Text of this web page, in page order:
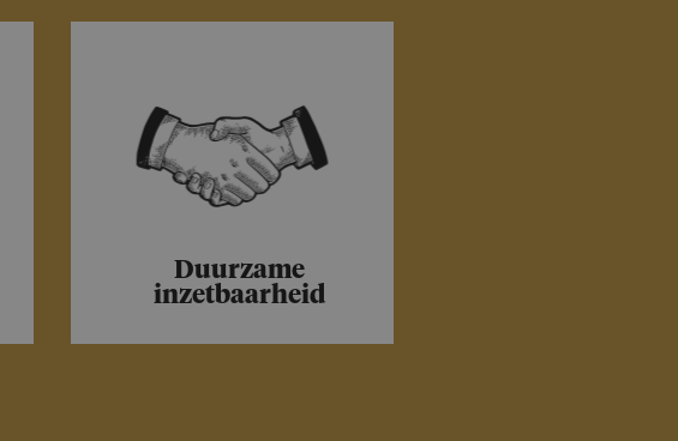
Duurzame
inzetbaar­heid